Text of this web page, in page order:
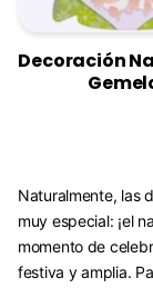
Decoración
Naturalmente, las
muy especial: ¡el
momento de
festiva y amplia.